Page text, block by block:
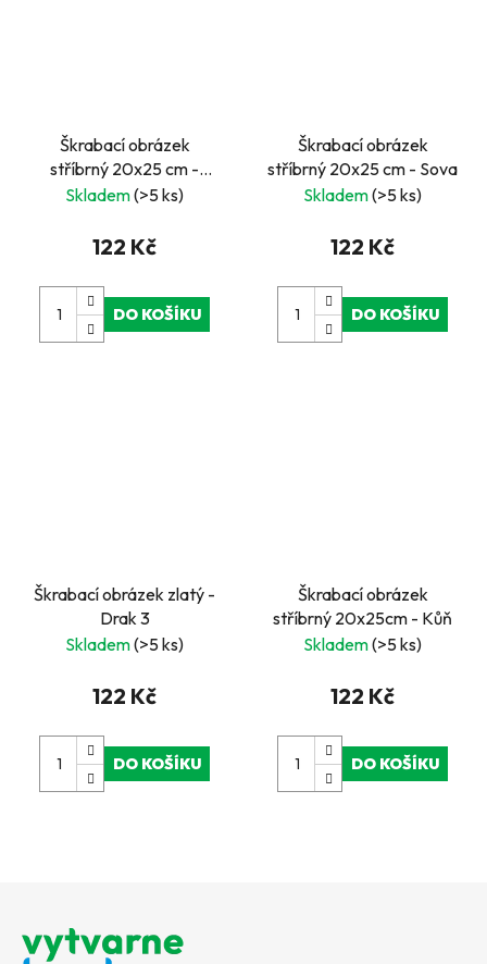
Škrabací obrázek
stříbrný 20x25 cm -
Pegas 3
Skladem(>5 ks)
122 Kč
DO KOŠÍKU
Škrabací obrázek
stříbrný 20x25 cm - Sova
Skladem(>5 ks)
122 Kč
DO KOŠÍKU
Škrabací obrázek zlatý -
Drak 3
Skladem(>5 ks)
122 Kč
DO KOŠÍKU
Škrabací obrázek
stříbrný 20x25cm - Kůň
Skladem(>5 ks)
122 Kč
DO KOŠÍKU